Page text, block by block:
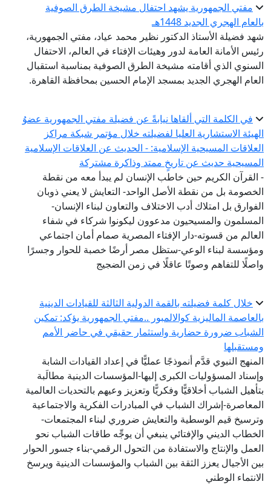
مفتي الجمهورية يشهد احتفال مشيخة الطرق الصوفية
بالعام الهجري الجديد 1448هـ
شهد فضيلة الأستاذ الدكتور نظير محمد عياد، مفتي الجمهورية،
رئيس الأمانة العامة لدور وهيئات الإفتاء في العالم، الاحتفال
السنوي الذي أقامته مشيخة الطرق الصوفية بمناسبة استقبال
العام الهجري الجديد بمسجد الإمام الحسين بمحافظة القاهرة.
في الكلمة التي ألقاها نيابةً عن فضيلة مفتي الجمهورية عضوُ
الهيئة الاستشارية العليا لفضيلته خلال مؤتمر شبكة مراكز
العلاقات المسيحية الإسلامية: - الحديث عن العلاقات الإسلامية
المسيحية حديث عن تاريخٍ ممتد وذاكرة مشتركة
- القرآن الكريم حين خاطب الإنسان لم يبدأ معه من نقطة
الخصومة بل من نقطة الأصل الواحد- التعايش لا يعني ذوبان
الفوارق بل امتلاك أدب الاختلاف والتعاون لبناء الإنسان-
المسلمون والمسيحيون مدعوون ليكونوا شركاء في شفاء
العالم من قسوته-دار الإفتاء المصرية صمام أمان اجتماعي
ومؤسسة لبناء الوعي-ستظل مصر أرضًا خصبة للحوار وجسرًا
واصلًا للتفاهم وصوتًا عاقلًا في زمن الضجيج
خلال كلمة فضيلته بالقمة الدولية الثالثة للقيادات الدينية
بالعاصمة الماليزية كوالالمبور ..مفتي الجمهورية يؤكد: تمكين
الشباب ضرورة حضارية واستثمار حقيقي في حاضر الأمم
ومستقبلها
المنهج النبوي قدَّم أنموذجًا عمليًّا في إعداد القيادات الشابة
وإسناد المسؤوليات الكبرى إليها-المؤسسات الدينية مطالَبة
بتأهيل الشباب أخلاقيًّا وفكريًّا وتعزيز وعيهم بالتحديات العالمية
المعاصرة-إشراك الشباب في المبادرات الفكرية والاجتماعية
وترسيخ قيم الوسطية والتعايش ضروري لبناء المجتمعات-
الخطاب الديني والإفتائي ينبغي أن يوجِّه طاقات الشباب نحو
العمل والإنتاج والاستفادة من التحول الرقمي-بناء جسور الحوار
بين الأجيال يعزز الثقة بين الشباب والمؤسسات الدينية ويرسخ
الانتماء الوطني